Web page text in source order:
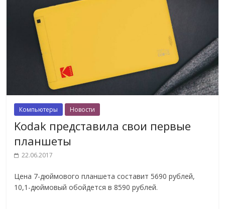
Компьютеры Новости
Kodak представила свои первые
планшеты
22.06.2017
Цена 7-дюймового планшета составит 5690 рублей,
10,1-дюймовый обойдется в 8590 рублей.